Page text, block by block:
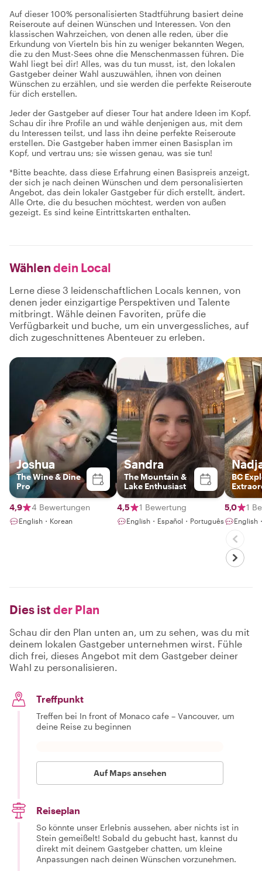
Auf dieser 100% personalisierten Stadtführung basiert deine
Reiseroute auf deinen Wünschen und Interessen. Von den
klassischen Wahrzeichen, von denen alle reden, über die
Erkundung von Vierteln bis hin zu weniger bekannten Wegen,
die zu den Must-Sees ohne die Menschenmassen führen. Die
Wahl liegt bei dir! Alles, was du tun musst, ist, den lokalen
Gastgeber deiner Wahl auszuwählen, ihnen von deinen
Wünschen zu erzählen, und sie werden die perfekte Reiseroute
für dich erstellen.
Jeder der Gastgeber auf dieser Tour hat andere Ideen im Kopf.
Schau dir ihre Profile an und wähle denjenigen aus, mit dem
du Interessen teilst, und lass ihn deine perfekte Reiseroute
erstellen. Die Gastgeber haben immer einen Basisplan im
Kopf, und vertrau uns; sie wissen genau, was sie tun!
*Bitte beachte, dass diese Erfahrung einen Basispreis anzeigt,
der sich je nach deinen Wünschen und dem personalisierten
Angebot, das dein lokaler Gastgeber für dich erstellt, ändert.
Alle Orte, die du besuchen möchtest, werden von außen
gezeigt. Es sind keine Eintrittskarten enthalten.
Wählen dein Local
Lerne diese 3 leidenschaftlichen Locals kennen, von
denen jeder einzigartige Perspektiven und Talente
mitbringt. Wähle deinen Favoriten, prüfe die
Verfügbarkeit und buche, um ein unvergessliches, auf
dich zugeschnittenes Abenteuer zu erleben.
Joshua
The Wine & Dine
Pro
4,9 4 Bewertungen
English・Korean
Sandra
The Mountain &
Lake Enthusiast
4,5 1 Bewertung
English・Español・Português
BC
Your
Guide
5,0 1
English
Dies ist der Plan
Schau dir den Plan unten an, um zu sehen, was du mit
deinem lokalen Gastgeber unternehmen wirst. Fühle
dich frei, dieses Angebot mit dem Gastgeber deiner
Wahl zu personalisieren.
Treffpunkt
Treffen bei In front of Monaco cafe – Vancouver, um
deine Reise zu beginnen
Auf Maps ansehen
Reiseplan
So könnte unser Erlebnis aussehen, aber nichts ist in
Stein gemeißelt! Sobald du gebucht hast, kannst du
direkt mit deinem Gastgeber chatten, um kleine
Anpassungen nach deinen Wünschen vorzunehmen.